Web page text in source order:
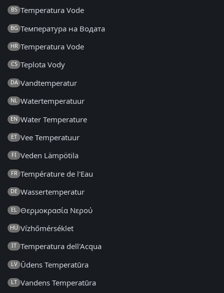
BS Temperatura Vode
BG Температура на Водата
HR Temperatura Vode
CS Teplota Vody
DA Vandtemperatur
NL Watertemperatuur
EN Water Temperature
ET Vee Temperatuur
FI Veden Lämpötila
FR Température de l'Eau
DE Wassertemperatur
EL Θερμοκρασία Νερού
HU Vízhőmérséklet
IT Temperatura dell'Acqua
LV Ūdens Temperatūra
LT Vandens Temperatūra